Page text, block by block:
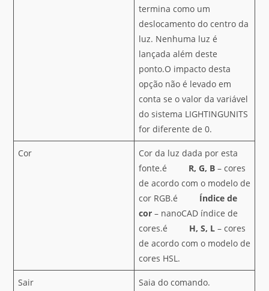
termina como um
deslocamento do centro da
luz. Nenhuma luz é
lançada além deste
ponto.O impacto desta
opção não é levado em
conta se o valor da variável
do sistema LIGHTINGUNITS
for diferente de 0.
Cor
Cor da luz dada por esta
fonte.é R, G, B – cores
de acordo com o modelo de
cor RGB.é Índice de
cor – nanoCAD índice de
cores.é H, S, L – cores
de acordo com o modelo de
cores HSL.
Sair Saia do comando.